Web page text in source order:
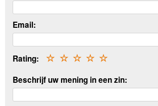
Email:
Rating: ☆
☆
☆
☆
☆
Beschrijf uw mening in een zin: